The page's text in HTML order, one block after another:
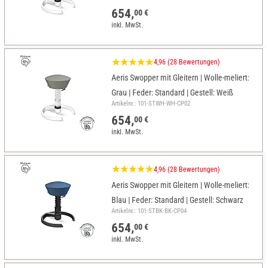
654,00 €
inkl. MwSt.
4,96 (28 Bewertungen)
Aeris Swopper mit Gleitern | Wolle-meliert:
Grau | Feder: Standard | Gestell: Weiß
Artikelnr.: 101-STWH-WH-CP02
654,00 €
inkl. MwSt.
4,96 (28 Bewertungen)
Aeris Swopper mit Gleitern | Wolle-meliert:
Blau | Feder: Standard | Gestell: Schwarz
Artikelnr.: 101-STBK-BK-CP04
654,00 €
inkl. MwSt.